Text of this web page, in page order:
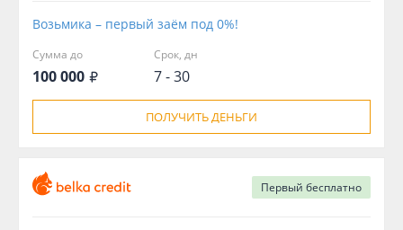
Возьмика – первый заём под 0%!
Сумма до
100 000
Срок, дн
7 - 30
ПОЛУЧИТЬ ДЕНЬГИ
Первый бесплатно